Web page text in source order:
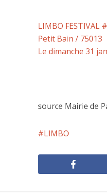
LIMBO FESTIVAL
Petit Bain / 75013
Le dimanche 31
source Mairie de
LIMBO